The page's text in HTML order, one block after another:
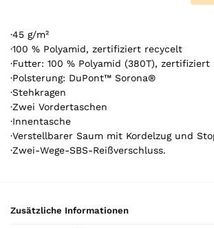
r
t
i
k
e
l
.
Y
o
o
·45 g/m²
·100 % Polyamid, zertifiziert recycelt
·Futter: 100 % Polyamid (380T),
·Polsterung: DuPont™ Sorona®
·Stehkragen
·Zwei Vordertaschen
·Innentasche
·Verstellbarer Saum mit Kordelzug und
·Zwei-Wege-SBS-Reißverschluss.
Zusätzliche Informationen